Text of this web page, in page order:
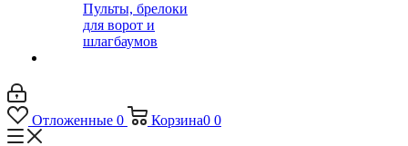
Пульты, брелоки
для ворот и
шлагбаумов
Отложенные 0 Корзина0 0